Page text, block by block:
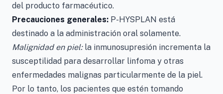
del producto farmacéutico.
Precauciones generales: P-HYSPLAN está
destinado a la administración oral solamente.
Malignidad en piel:la inmunosupresión incrementa la
susceptilidad para desarrollar linfoma y otras
enfermedades malignas particularmente de la piel.
Por lo tanto, los pacientes que estén tomando